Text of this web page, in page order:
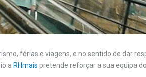
férias e viagens, e no sentido de dar
a RHmais pretende reforçar a sua equipa